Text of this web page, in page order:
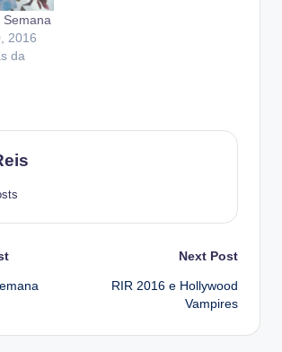
Semana
2016
da
Next Post
RIR 2016 e Hollywood
Vampires